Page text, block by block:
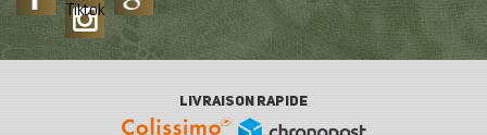
Tiktok
LIVRAISON RAPIDE